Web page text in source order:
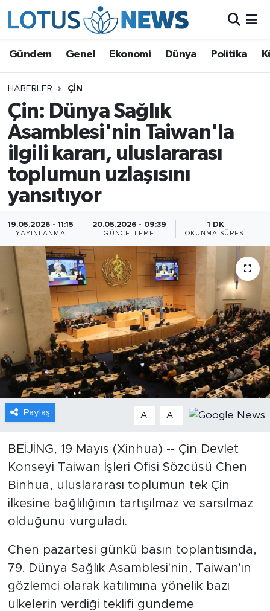
Gündem Genel Ekonomi Dünya Politika
HABERLER ÇIN
Çin: Dünya Sağlık
Asamblesi'nin Taiwan'la
ilgili kararı, uluslararası
toplumun uzlaşısını
yansıtıyor
19.05.2026 - 11:15
YAYINLANMA
20.05.2026 - 09:39
GÜNCELLEME
1 DK
OKUNMA SÜRESI
Paylaş A- A+
BEİJİNG, 19 Mayıs (Xinhua) -- Çin Devlet
Konseyi Taiwan İşleri Ofisi Sözcüsü Chen
Binhua, uluslararası toplumun tek Çin
ilkesine bağlılığının tartışılmaz ve sarsılmaz
olduğunu vurguladı.
Chen pazartesi günkü basın toplantısında,
79. Dünya Sağlık Asamblesi'nin, Taiwan'ın
gözlemci olarak katılımına yönelik bazı
ülkelerin verdiği teklifi gündeme
Ekonomi
Dünya
Politika
Kültür - Sanat ve Tarih
Yaşam
Bilim ve Teknoloji
Çin Fuarları
Gündem
Video
Sağlık
Foto Haber
Xinhua
Xinhua Türkiye
Seyahat